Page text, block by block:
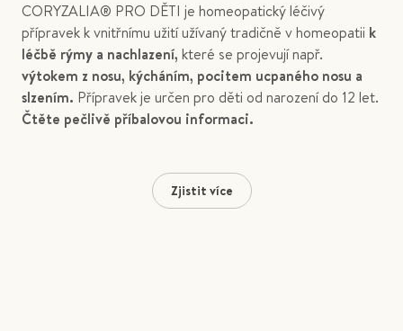
CORYZALIA® PRO DĚTI je homeopatický léčivý
přípravek k vnitřnímu užití užívaný tradičně v homeopatii k
léčbě rýmy a nachlazení, které se projevují např.
výtokem z nosu, kýcháním, pocitem ucpaného nosu a
slzením. Přípravek je určen pro děti od narození do 12 let.
Čtěte pečlivě příbalovou informaci.
Zjistit více